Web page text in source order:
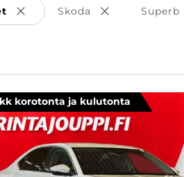
Poista valinta
Skoda Poista valinta
Superb
korotonta ja kulutonta